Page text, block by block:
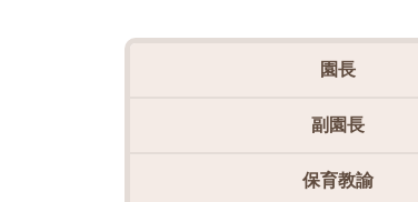
園長
副園長
保育教諭